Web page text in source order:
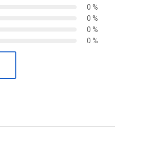
liên hệ hotline công ty
giải đáp thắc mắc về giá.
Krka ở đâu?
mua
trên
0 %
0 %
0 %
0 %